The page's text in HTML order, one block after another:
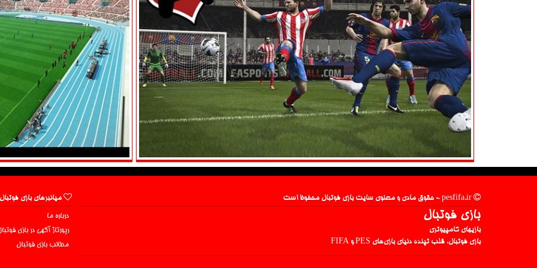
بازی فوتبال
بازیهای کامپیوتری
بازی فوتبال، قلب تپنده دنیای بازی‌های PES و FIFA
میانبرهای بازی
درباره ما
رپورتاژ آگهی در بازی
مطالب بازی فوتبال